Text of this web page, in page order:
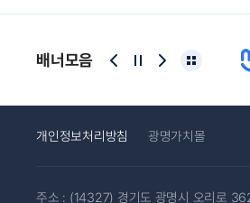
배너모음
개인정보처리방침 광명가치몰
주소 : (14327) 경기도 광명시 오리로